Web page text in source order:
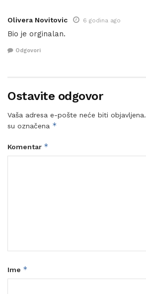
Olivera Novitovic 6 godina ago
Bio je orginalan.
Odgovori
Ostavite odgovor
Vaša adresa e-pošte neće biti objavljena.
su označena *
Komentar *
Ime *